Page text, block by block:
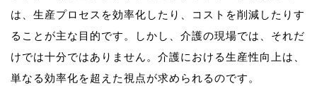
は、生産プロセスを効率化したり、コストを削減したりす
ることが主な目的です。しかし、介護の現場では、それだ
けでは十分ではありません。介護における生産性向上は、
単なる効率化を超えた視点が求められるのです。